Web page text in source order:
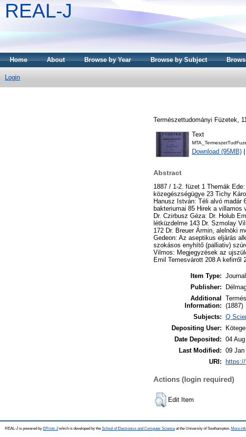
REAL-J
Home About Browse by Year Browse by Subject
Login
Természettudományi Füzetek,
Text
Download (95MB)
Abstract
1887 / 1-2. füzet 1 Themák
közegészségügye 23 Tichy
Hanusz István: Téli alvó madár
bakteriumai 85 Hirek a
Dr. Czirbusz Géza: Dr. Holub
létküzdelme 143 Dr. Szmolay
172 Dr. Breuer Ármin, alelnöki
Gedeon: Az aseptikus eljárás
szokásos enyhítő (palliativ)
Vilmos: Megjegyzések az
Emil Temesvárott 208 A kefirről
Item Type: Journal
Publisher:
Additional
Information: (1887)
Subjects: Q
Depositing User:
Date Deposited: 04
Last Modified: 09 Jan
URI: https://
Actions (login required)
Edit Item
REAL-J is powered by EPrints 3which is developed by the School of Electronics and Computer Science at the University of Southampton. More